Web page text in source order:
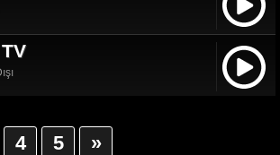
4 5 »